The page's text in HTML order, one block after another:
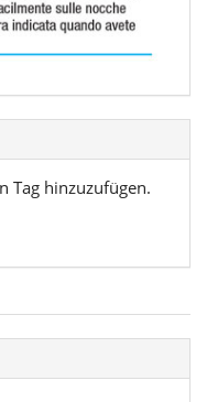
Tag hinzuzufügen.